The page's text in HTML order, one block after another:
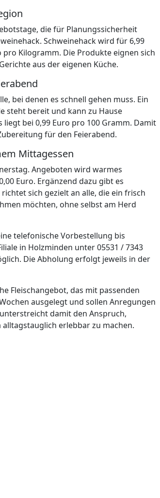
die für Planungssicherheit
Schweinehack wird für 6,99
Kilogramm. Die Produkte eignen sich
aus der eigenen Küche.
bei denen es schnell gehen muss. Ein
steht bereit und kann zu Hause
bei 0,99 Euro pro 100 Gramm. Damit
für den Feierabend.
Mittagessen
Angeboten wird warmes
Euro. Ergänzend dazu gibt es
sich gezielt an alle, die ein frisch
möchten, ohne selbst am Herd
telefonische Vorbestellung bis
in Holzminden unter 05531 / 7343
Die Abholung erfolgt jeweils in der
Fleischangebot, das mit passenden
ausgelegt und sollen Anregungen
damit den Anspruch,
erlebbar zu machen.